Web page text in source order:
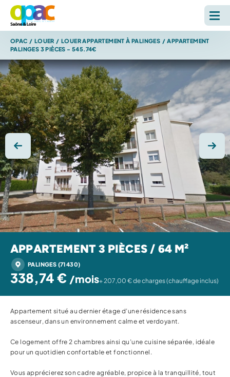
LOUER
ACHETER
L'OPAC
S'INFORMER
RECHERCHE SUR LE SITE *
ESPACE PERSONNEL
OPAC / LOUER / LOUER APPARTEMENT À PALINGES / APPARTEMENT
PALINGES 3 PIÈCES - 545.74€
Photo précédente
APPARTEMENT 3 PIÈCES / 64 M²
PALINGES (71430)
338,74 € /mois+ 207,00 € de charges (chauffage inclus)
Appartement situé au dernier étage d’une résidence sans
ascenseur, dans un environnement calme et verdoyant.
Ce logement offre 2 chambres ainsi qu’une cuisine séparée, idéale
pour un quotidien confortable et fonctionnel.
Vous apprécierez son cadre agréable, propice à la tranquillité, tout